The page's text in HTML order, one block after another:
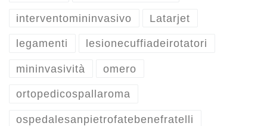
interventomininvasivo Latarjet
legamenti lesionecuffiadeirotatori
mininvasività omero
ortopedicospallaroma
ospedalesanpietrofatebenefratelli